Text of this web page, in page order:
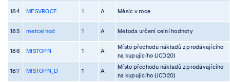
184 MESVROCE 1 A Měsíc v roce
185 metcelhod 1 A Metoda určení celní hodnoty
186 MISTOPN 1 A
Místo přechodu nákladů z prodávajícího
na kupujícího (JCD20)
187 MISTOPN_D 1 A
Místo přechodu nákladů z prodávajícího
na kupujícího (JCD20)